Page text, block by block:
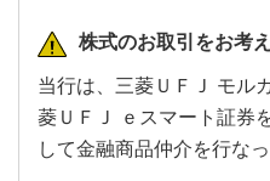
株式のお取引をお考
当行は、三菱ＵＦＪ モル
菱ＵＦＪ ｅスマート証券
して金融商品仲介を行なっ